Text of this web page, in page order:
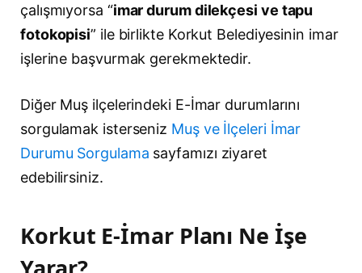
çalışmıyorsa “imar durum dilekçesi ve tapu
fotokopisi” ile birlikte Korkut Belediyesinin imar
işlerine başvurmak gerekmektedir.
Diğer Muş ilçelerindeki E-İmar durumlarını
sorgulamak isterseniz Muş ve İlçeleri İmar
Durumu Sorgulama sayfamızı ziyaret
edebilirsiniz.
Korkut E-İmar Planı Ne İşe